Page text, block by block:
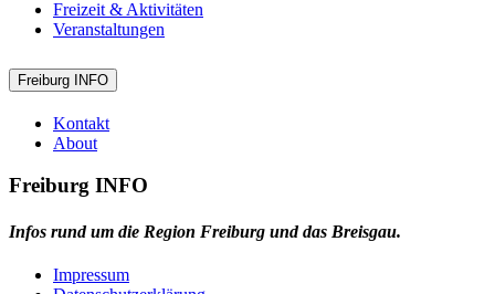
Freizeit & Aktivitäten
Veranstaltungen
Freiburg INFO
Kontakt
About
Freiburg INFO
Infos rund um die Region Freiburg und das Breisgau.
Impressum